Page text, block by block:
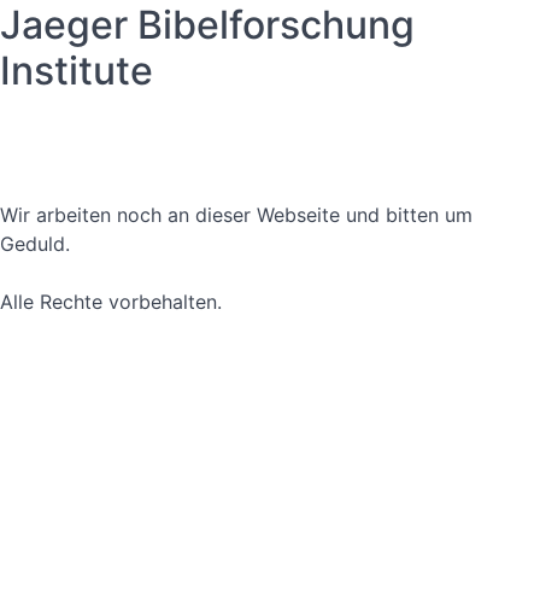
Jaeger Bibelforschung
Institute
Wir arbeiten noch an dieser Webseite und bitten um
Geduld.
Alle Rechte vorbehalten.